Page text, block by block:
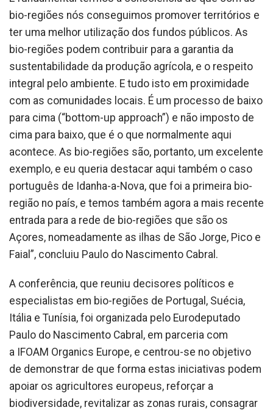
bio-regiões nós conseguimos promover territórios e
ter uma melhor utilização dos fundos públicos. As
bio-regiões podem contribuir para a garantia da
sustentabilidade da produção agrícola, e o respeito
integral pelo ambiente. E tudo isto em proximidade
com as comunidades locais. É um processo de baixo
para cima (“bottom-up approach”) e não imposto de
cima para baixo, que é o que normalmente aqui
acontece. As bio-regiões são, portanto, um excelente
exemplo, e eu queria destacar aqui também o caso
português de Idanha-a-Nova, que foi a primeira bio-
região no país, e temos também agora a mais recente
entrada para a rede de bio-regiões que são os
Açores, nomeadamente as ilhas de São Jorge, Pico e
Faial”, concluiu Paulo do Nascimento Cabral.
A conferência, que reuniu decisores políticos e
especialistas em bio-regiões de Portugal, Suécia,
Itália e Tunísia, foi organizada pelo Eurodeputado
Paulo do Nascimento Cabral, em parceria com
a IFOAM Organics Europe, e centrou-se no objetivo
de demonstrar de que forma estas iniciativas podem
apoiar os agricultores europeus, reforçar a
biodiversidade, revitalizar as zonas rurais, consagrar